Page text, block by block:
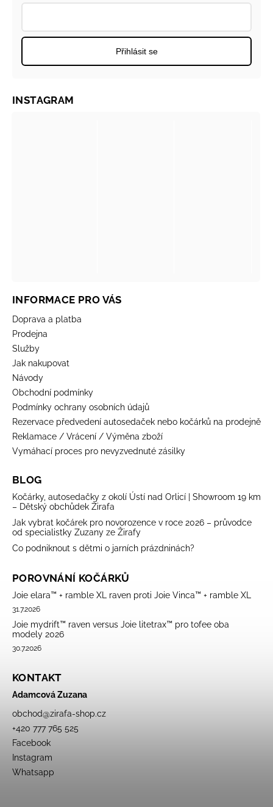
Přihlásit se
INFORMACE PRO VÁS
Doprava a platba
Prodejna
Služby
Jak nakupovat
Návody
Obchodní podmínky
Podmínky ochrany osobních údajů
Rezervace předvedení autosedaček nebo kočárků na prodejně
Reklamace / Vrácení / Výměna zboží
Vymáhací proces pro nevyzvednuté zásilky
BLOG
Kočárky, autosedačky z okolí Ústí nad Orlicí | Showroom 19 km
– Dětský obchůdek Žirafa
Jak vybrat kočárek pro novorozence v roce 2026 – průvodce
od specialistky Zuzany ze Žirafy
Co podniknout s dětmi o jarních prázdninách?
POROVNÁNÍ KOČÁRKŮ
Joie elara™ + ramble XL raven proti Joie Vinca™ + ramble XL
31.7.2026
Joie mydrift™ raven versus Joie litetrax™ pro tofee oba
modely 2026
30.7.2026
KONTAKT
Adamcová Zuzana
obchod@zirafa-shop.cz
+420 777 765 525
Facebook
Instagram
Whatsapp
INSTAGRAM